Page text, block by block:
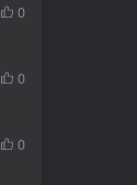
0
0
0